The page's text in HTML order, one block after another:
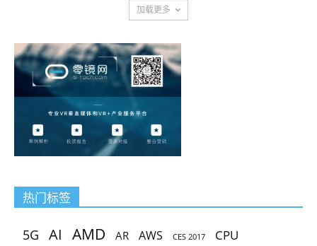
加载更多
热门标签
5G AI AMD AR AWS CES 2017 CPU